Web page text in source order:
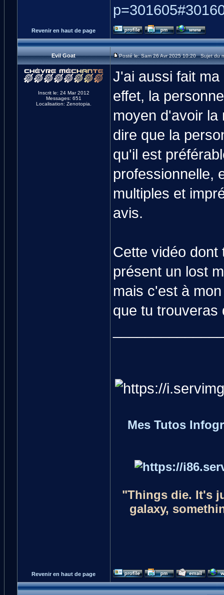
Revenir en haut de page
Evil Goat Posté le: Sam 26 Avr 2025 10:20 Sujet du
Inscrit le: 24 Mar 2012
Messages: 651
Localisation: Zenotopia.
J'ai aussi fait
effet, la
moyen d'avoir la
dire que la
qu'il est
professionnelle,
multiples et
avis.
Cette vidéo dont
présent un lost
mais c'est à
que tu trouveras
Mes Tutos
"Things die. It's
galaxy,
Revenir en haut de page